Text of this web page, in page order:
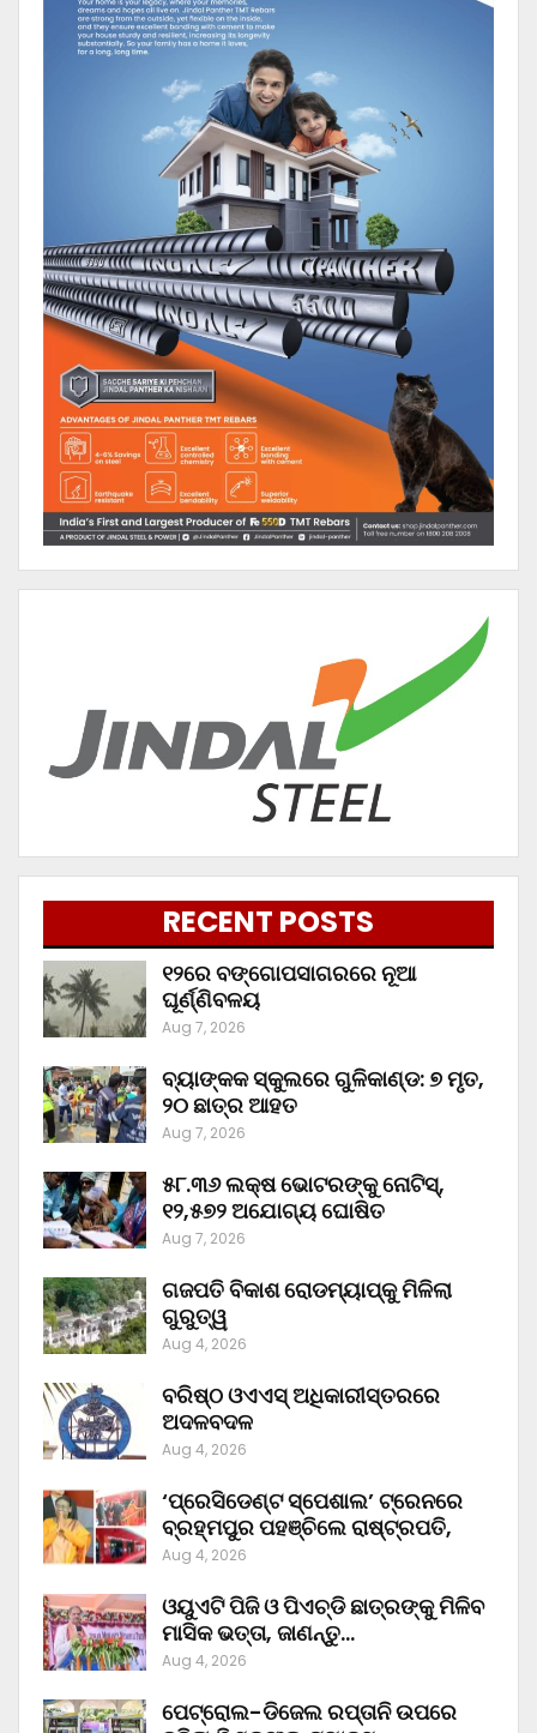
RECENT POSTS
୧୨ରେ ବଙ୍ଗୋପସାଗରରେ ନୂଆ
ଘୂର୍ଣ୍ଣିବଳୟ
Aug 7, 2026
ବ୍ୟାଙ୍କକ ସ୍କୁଲରେ ଗୁଳିକାଣ୍ଡ: ୭ ମୃତ,
୨୦ ଛାତ୍ର ଆହତ
Aug 7, 2026
୫୮.୩୬ ଲକ୍ଷ ଭୋଟରଙ୍କୁ ନୋଟିସ୍‌,
୧୨,୫୭୨ ଅଯୋଗ୍ୟ ଘୋଷିତ
Aug 7, 2026
ଗଜପତି ବିକାଶ ରୋଡମ୍ୟାପ୍‌କୁ ମିଳିଲା
ଗୁରୁତ୍ୱ
Aug 4, 2026
ବରିଷ୍ଠ ଓଏଏସ୍‌ ଅଧିକାରୀସ୍ତରରେ
ଅଦଳବଦଳ
Aug 4, 2026
‘ପ୍ରେସିଡେଣ୍ଟ ସ୍ପେଶାଲ’ ଟ୍ରେନରେ
ବ୍ରହ୍ମପୁର ପହଞ୍ଚିଲେ ରାଷ୍ଟ୍ରପତି,
Aug 4, 2026
ଓୟୁଏଟି ପିଜି ଓ ପିଏଚ୍‌ଡି ଛାତ୍ରଙ୍କୁ ମିଳିବ
ମାସିକ ଭତ୍ତା, ଜାଣନ୍ତୁ…
Aug 4, 2026
ପେଟ୍ରୋଲ-ଡିଜେଲ ରପ୍ତାନି ଉପରେ